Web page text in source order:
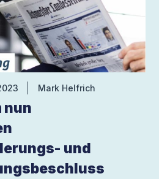
Mark Helfrich
nun
und